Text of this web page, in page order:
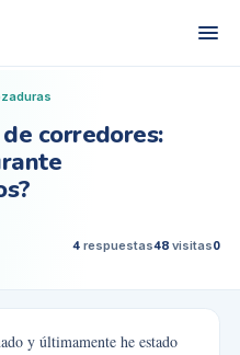
corredores:
4 respuestas48 visitas0
y últimamente he estado